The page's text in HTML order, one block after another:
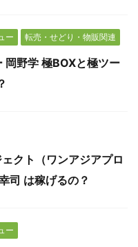
ー 転売・せどり・物販関連
野学 極BOXと極ツー
クト（ワンアジアプロ
司 は稼げるの？
ー